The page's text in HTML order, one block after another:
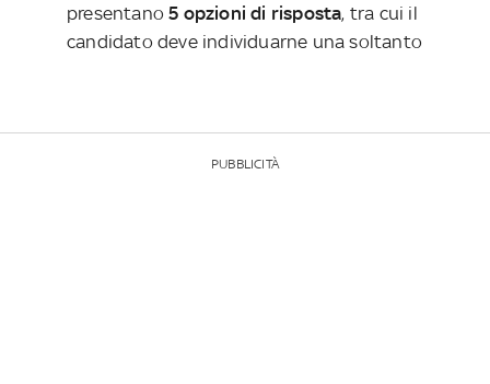
presentano5 opzioni di risposta, tra cui il
candidato deve individuarne una soltanto
PUBBLICITÀ